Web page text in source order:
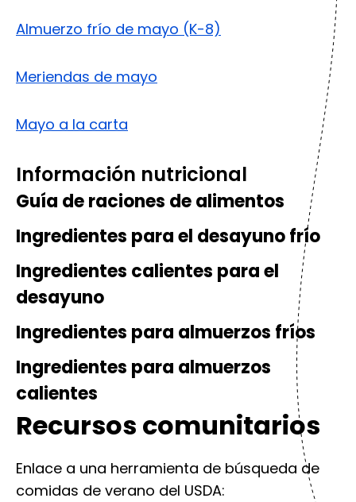
Almuerzo frío de mayo (K-8)
Meriendas de mayo
Mayo a la carta
Información nutricional
Guía de raciones de alimentos
Ingredientes para el desayuno frío
Ingredientes calientes para el
desayuno
Ingredientes para almuerzos fríos
Ingredientes para almuerzos
calientes
Recursos comunitarios
Enlace a una herramienta de búsqueda de
comidas de verano del USDA: